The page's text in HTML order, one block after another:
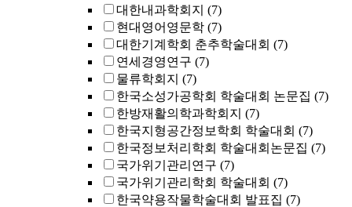
대한내과학회지 (7)
현대영어영문학 (7)
대한기계학회 춘추학술대회 (7)
연세경영연구 (7)
물류학회지 (7)
한국소성가공학회 학술대회 논문집 (7)
한방재활의학과학회지 (7)
한국지형공간정보학회 학술대회 (7)
한국정보처리학회 학술대회논문집 (7)
국가위기관리연구 (7)
국가위기관리학회 학술대회 (7)
한국약용작물학술대회 발표집 (7)